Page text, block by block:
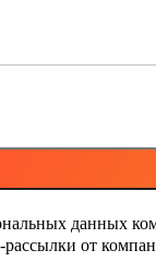
данных
рассылки от